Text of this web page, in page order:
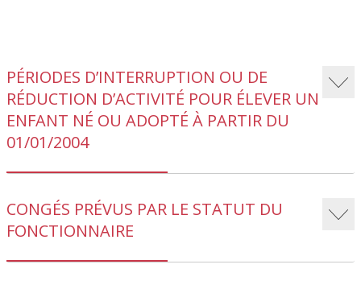
PÉRIODES D’INTERRUPTION OU DE
RÉDUCTION D’ACTIVITÉ POUR ÉLEVER UN
ENFANT NÉ OU ADOPTÉ À PARTIR DU
01/01/2004
CONGÉS PRÉVUS PAR LE STATUT DU
FONCTIONNAIRE